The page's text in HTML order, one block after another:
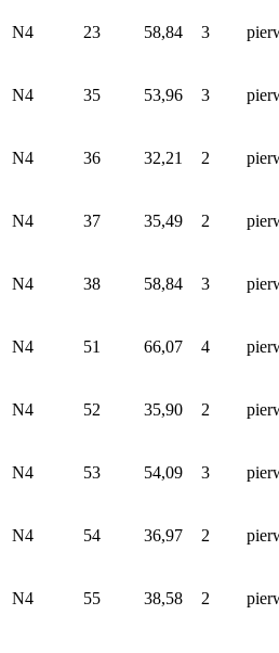
N4 23 58,84 3
N4 35 53,96 3
N4 36 32,21 2
N4 37 35,49 2
N4 38 58,84 3
N4 51 66,07 4
N4 52 35,90 2
N4 53 54,09 3
N4 54 36,97 2
N4 55 38,58 2